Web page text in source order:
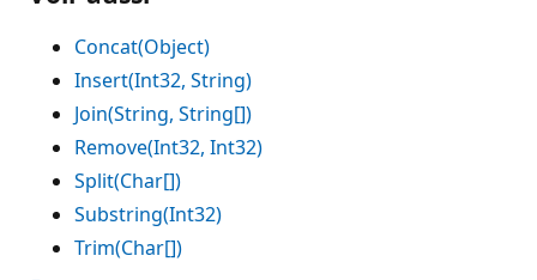
Concat(Object)
Insert(Int32, String)
Join(String, String[])
Remove(Int32, Int32)
Split(Char[])
Substring(Int32)
Trim(Char[])